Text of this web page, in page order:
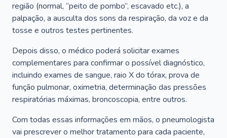
região (normal, “peito de pombo”, escavado etc.), a
palpação, a ausculta dos sons da respiração, da voz e da
tosse e outros testes pertinentes.
Depois disso, o médico poderá solicitar exames
complementares para confirmar o possível diagnóstico,
incluindo exames de sangue, raio X do tórax, prova de
função pulmonar, oximetria, determinação das pressões
respiratórias máximas, broncoscopia, entre outros.
Com todas essas informações em mãos, o pneumologista
vai prescrever o melhor tratamento para cada paciente,